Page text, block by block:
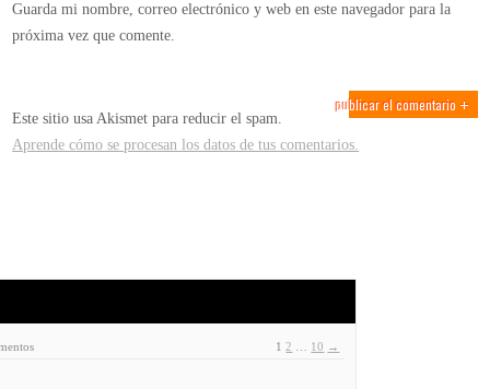
Guarda mi nombre, correo electrónico y web en este navegador para la
próxima vez que comente.
Este sitio usa Akismet para reducir el spam.
Aprende cómo se procesan los datos de tus comentarios.
1 2 … 10 →